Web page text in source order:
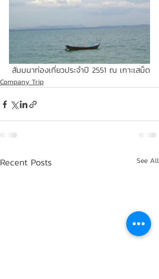
สัมมนาท่องเที่ยวประจำปี 2551 ณ เกาะเสม็ด
Company Trip
Recent Posts See All